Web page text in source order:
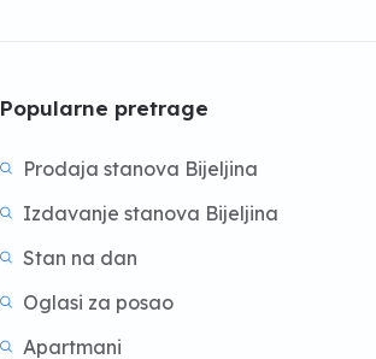
Popularne pretrage
Prodaja stanova Bijeljina
Izdavanje stanova Bijeljina
Stan na dan
Oglasi za posao
Apartmani